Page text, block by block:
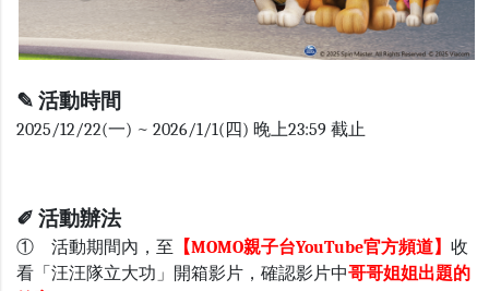
✎ 活動時間
2025/12/22(一) ~ 2026/1/1(四) 晚上23:59 截止
✐ 活動辦法
① 活動期間內，至 【MOMO親子台YouTube官方頻道】 收
看「汪汪隊立大功」開箱影片， 確認影片中哥哥姐姐出題的